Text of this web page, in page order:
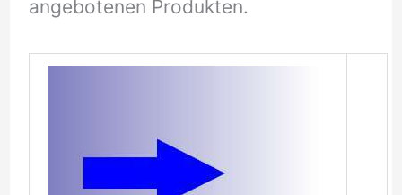
angebotenen Produkten.